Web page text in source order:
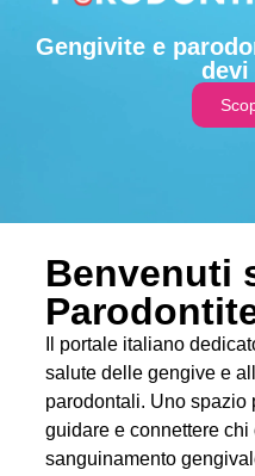
Gengivite e
devi
Benvenuti
Il portale italiano
salute delle gengive e
parodontali. Uno spazio
guidare e connettere chi
sanguinamento